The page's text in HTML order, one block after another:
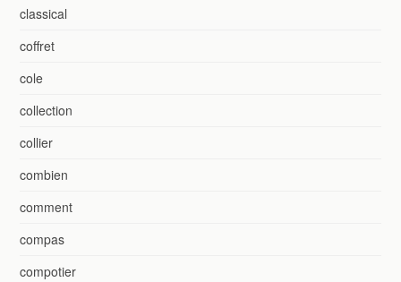
classical
coffret
cole
collection
collier
combien
comment
compas
compotier